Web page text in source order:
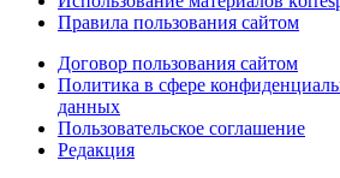
Правила пользования сайтом
Договор пользования сайтом
Политика в сфере
данных
Пользовательское соглашение
Редакция